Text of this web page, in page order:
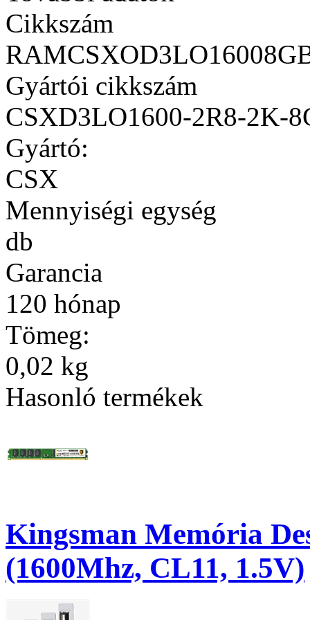
Cikkszám
Gyártói cikkszám
CSXD3LO1600-2R8-2K-
Gyártó:
CSX
Mennyiségi egység
db
Garancia
120 hónap
Tömeg:
0,02 kg
Hasonló termékek
Kingsman Memória
(1600Mhz, CL11, 1.5V)